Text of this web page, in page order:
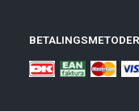
BETALINGSMETODER